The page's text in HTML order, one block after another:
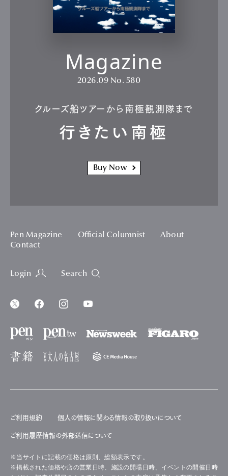
Magazine
2026.09 No. 580
クルーズ船ツアーから南極観測隊まで
行きたい南極
Buy Now
Pen Magazine Official Columnist
About
Contact
Login Search
ご利用規約 個人の情報に関わる情報の取り扱いについて
ご利用履歴情報の外部送信について
※当サイトに記載の価格は原則、総額表示です。
※掲載された価格や店の営業日時、施設の開場日時、イベントの開催日時